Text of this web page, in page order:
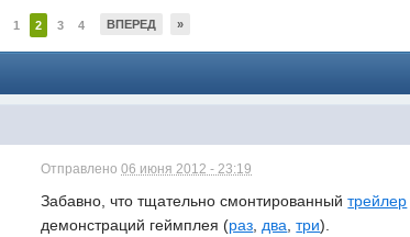
1 2 3 4 ВПЕРЕД »
Отправлено06 июня 2012 - 23:19
Забавно, что тщательно смонтированныйтрейлер
демонстраций геймплея (раз два ,три).